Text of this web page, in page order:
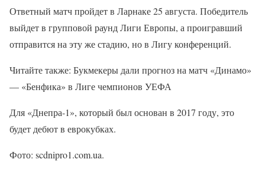
Ответный матч пройдет в Ларнаке 25 августа. Победитель
выйдет в групповой раунд Лиги Европы, а проигравший
отправится на эту же стадию, но в Лигу конференций.
Читайте также: Букмекеры дали прогноз на матч «Динамо»
— «Бенфика» в Лиге чемпионов УЕФА
Для «Днепра-1», который был основан в 2017 году, это
будет дебют в еврокубках.
Фото: scdnipro1.com.ua.